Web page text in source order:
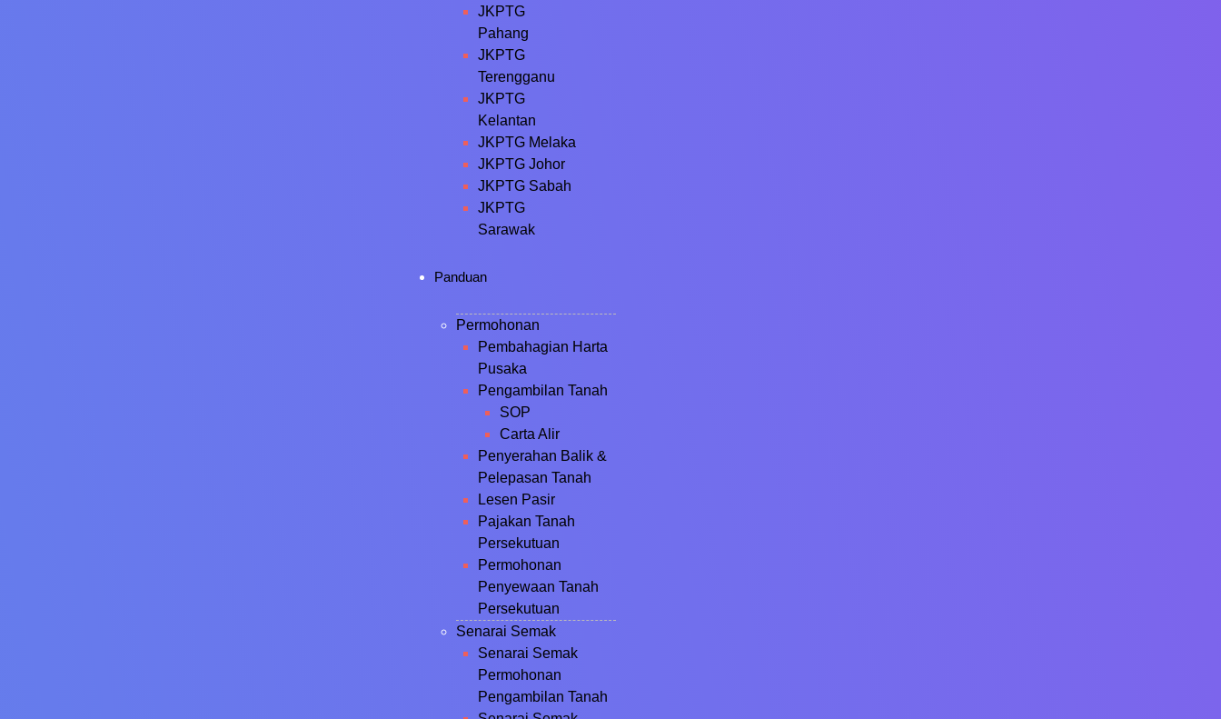
JKPTG
Pahang
JKPTG
Terengganu
JKPTG
Kelantan
JKPTG Melaka
JKPTG Johor
JKPTG Sabah
JKPTG
Sarawak
Panduan
Permohonan
Pembahagian Harta
Pusaka
Pengambilan Tanah
SOP
Carta Alir
Penyerahan Balik &
Pelepasan Tanah
Lesen Pasir
Pajakan Tanah
Persekutuan
Permohonan
Penyewaan Tanah
Persekutuan
Senarai Semak
Senarai Semak
Permohonan
Pengambilan Tanah